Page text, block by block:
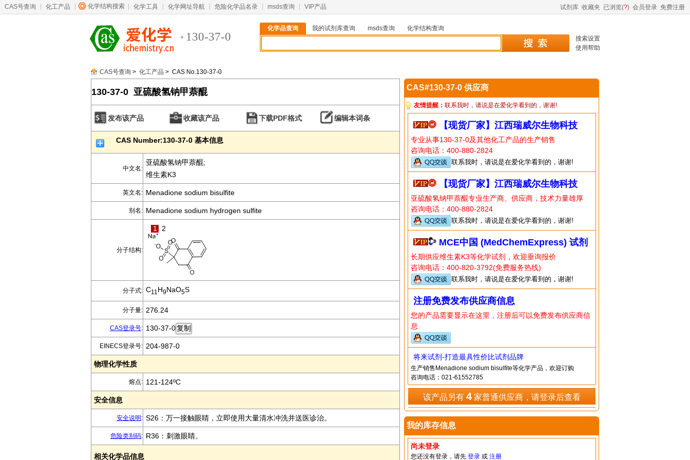
CAS号查询 化工产品 化学结构搜索 化学工具 化学网址导航 危险化学品名录 msds查询 VIP产品 试剂库 收藏夹 已浏览(?) 会员登录 免费注册
130-37-0
化学品查询 我的试剂库查询 msds查询
化学结构查询
搜索设置
使用帮助
CAS号查询 > 化工产品 > CAS No.130-37-0
130-37-0 亚硫酸氢钠甲萘醌
发布该产品 收藏该产品 下载PDF格式 编辑本词条
CAS Number:130-37-0 基本信息
中文名:
亚硫酸氢钠甲萘醌;
维生素K3
英文名: Menadione sodium bisulfite
别名: Menadione sodium hydrogen sulfite
分子结构:
1 2
分子式: C11 H9NaO5S
分子量: 276.24
CAS登录号: 130-37-0
EINECS登录号: 204-987-0
物理化学性质
熔点: 121-124ºC
安全信息
安全说明 : S26：万一接触眼睛，立即使用大量清水冲洗并送医诊治。
危险类别码: R36：刺激眼睛。
相关化学品信息
CAS#130-37-0 供应商
友情提醒： 联系我时，请说是在爱化学看到的，谢谢!
【现货厂家】江西瑞威尔生物科技
专业从事130-37-0及其他化工产品的生产销售
咨询电话：400-880-2824
联系我时，请说是在爱化学看到的，谢谢!
【现货厂家】江西瑞威尔生物科技
亚硫酸氢钠甲萘醌专业生产商、供应商，技术力量雄厚
咨询电话：400-880-2824
联系我时，请说是在爱化学看到的，谢谢!
MCE中国 (MedChemExpress) 试剂
长期供应维生素K3等化学试剂，欢迎垂询报价
咨询电话：400-820-3792(免费服务热线)
联系我时，请说是在爱化学看到的，谢谢!
注册免费发布供应商信息
您的产品需要显示在这里，注册后可以免费发布供应商信
息
将来试剂-打造最具性价比试剂品牌
生产销售Menadione sodium bisulfite等化学产品，欢迎订购
咨询电话：021-61552785
该产品另有 4家普通供应商，请登录后查看
我的库存信息
尚未登录
您还没有登录，请先 登录或 注册